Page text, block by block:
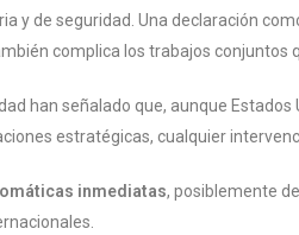
y de seguridad. Una declaración
complica los trabajos conjuntos
han señalado que, aunque
estratégicas, cualquier
inmediatas, posiblemente